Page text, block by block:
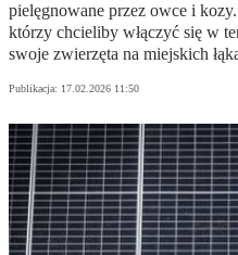
pielęgnowane przez owce i
którzy chcieliby włączyć się w
swoje zwierzęta na miejskich
Publikacja: 17.02.2026 11:50